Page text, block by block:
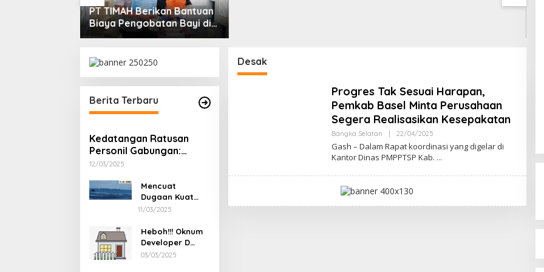
PT TIMAH Berikan Bantuan
Biaya Pengobatan Bayi di
Pangkalpinang
Berita Terbaru
Kedatangan Ratusan
Personil Gabungan:
Aktifitas Ponton ilegal
Sepi Dalam Sekejap
12/03/2025
Mencuat
Dugaan Kuat
Nama Cukong
Jaringan
Pembeli Timah
Ilegal Dilaut
11/03/2025
Heboh!!! Oknum
Developer D
Tersandung
03/03/2025
Desak
Progres Tak Sesuai Harapan,
Pemkab Basel Minta Perusahaan
Segera Realisasikan Kesepakatan
Bangka Selatan 22/04/2025Oleh
Gash – Dalam Rapat koordinasi yang digelar di
Kantor Dinas PMPPTSP Kab.